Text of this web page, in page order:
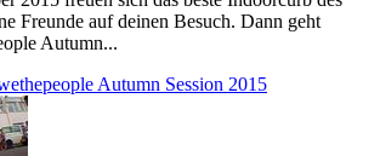
Freunde auf deinen Besuch. Dann geht
Autumn...
Autumn Session 2015